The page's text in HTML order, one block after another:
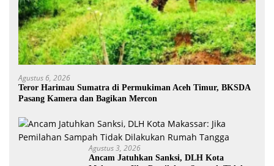
Agustus 6, 2026
Teror Harimau Sumatra di Permukiman Aceh Timur, BKSDA
Pasang Kamera dan Bagikan Mercon
Agustus 3, 2026
Ancam Jatuhkan Sanksi, DLH Kota